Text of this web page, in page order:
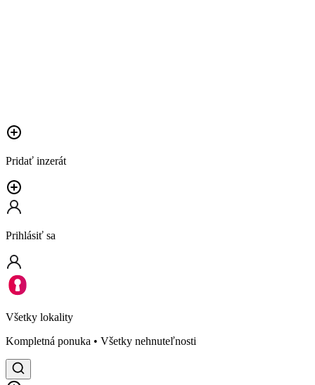
Pridať inzerát
Prihlásiť sa
Všetky lokality
Kompletná ponuka • Všetky nehnuteľnosti